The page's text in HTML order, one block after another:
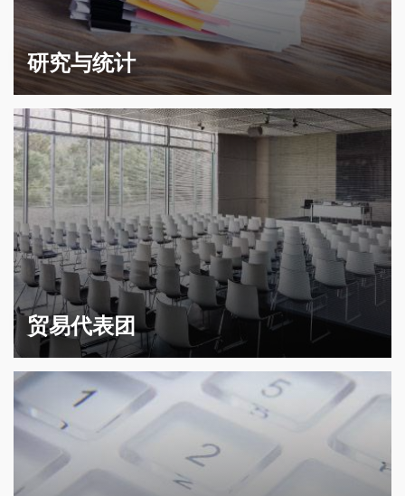
研究与统计
贸易代表团